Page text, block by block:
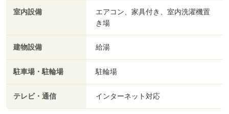
室内設備
エアコン、家具付き、室内洗濯機置
き場
建物設備 給湯
駐車場・駐輪場 駐輪場
テレビ・通信 インターネット対応